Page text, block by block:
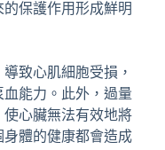
保護作用形成鮮明
致心肌細胞受損，
能力。此外，過量
心臟無法有效地將
體的健康都會造成